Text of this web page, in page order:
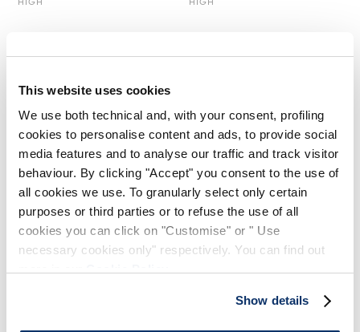
This website uses cookies
We use both technical and, with your consent, profiling
cookies to personalise content and ads, to provide social
media features and to analyse our traffic and track visitor
behaviour. By clicking "Accept" you consent to the use of
all cookies we use. To granularly select only certain
purposes or third parties or to refuse the use of all
cookies you can click on "Customise" or " Use
necessary cookies only" respectively. You can find out
Show details
450,00 CHF270,00 CHF -40%